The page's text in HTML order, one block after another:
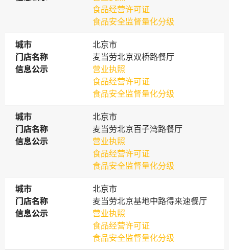
食品经营许可证
食品安全监督量化分级
城市
城市
北京市
门店名称
门店名称
麦当劳北京双桥路餐厅
信息公示
信息公示
营业执照
食品经营许可证
食品安全监督量化分级
城市
城市
北京市
门店名称
门店名称
麦当劳北京百子湾路餐厅
信息公示
信息公示
营业执照
食品经营许可证
食品安全监督量化分级
城市
城市
北京市
门店名称
门店名称
麦当劳北京基地中路得来速餐厅
信息公示
信息公示
营业执照
食品经营许可证
食品安全监督量化分级